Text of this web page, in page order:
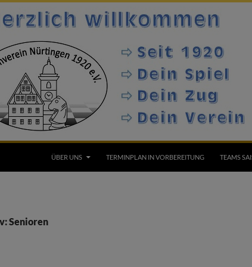
ÜBER UNS TERMINPLAN IN VORBEREITUNG TEAMS
Senioren